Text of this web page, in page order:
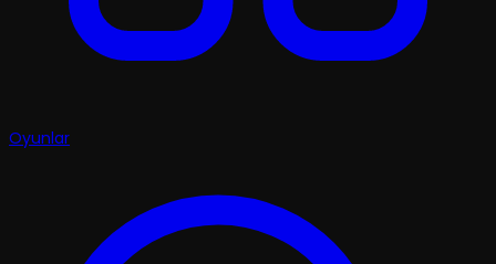
Oyunlar